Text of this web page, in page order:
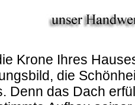
Krone Ihres
die
Denn das Dach